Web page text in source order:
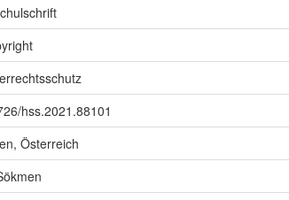
hss.2021.88101
Österreich